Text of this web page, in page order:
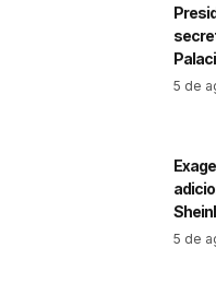
5 de
5 de